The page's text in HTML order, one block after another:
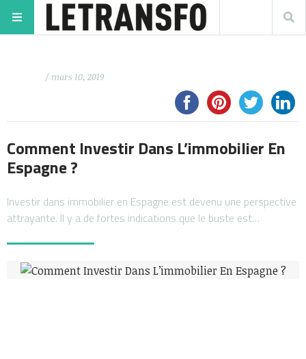
/ mars 10, 2019
Comment Investir Dans L’immobilier En
Espagne ?
Investir dans immobilier en Espagne est devenu une perspective
attrayante. Il y a de fortes indications que le buste est…